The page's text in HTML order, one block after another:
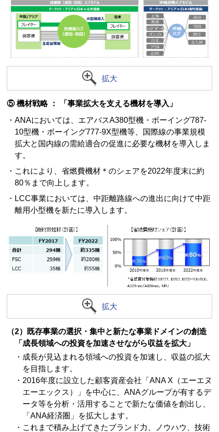
拡大
⑤ 機材戦略 ： 「事業拡大を支える機材を導入」
・ANAにおいては、エアバスA380型機・ボーイング787-
10型機・ボーイング777-9X型機等、国際線の事業規模
拡大と国内線の需給適合の促進に必要な機材を導入しま
す。
・これにより、省燃費機材＊のシェアを2022年度末に約
80％まで向上します。
・LCC事業においては、中距離路線への進出に向けて中距
離用小型機を新たに導入します。
拡大
（2）既存事業の選択・集中と新たな事業ドメインの創造
「成長領域への投資を加速させながら収益を拡大」
・成長が見込まれる領域への投資を加速し、収益の拡大
を目指します。
・2016年度に設立した顧客資産会社「ANA X（エーエヌ
エーエックス）」を中心に、ANAグループが有するデ
ータ等を分析・活用することで新たな価値を創出し、
「ANA経済圏」を拡大します。
・これまで積み上げてきたブランド力、ノウハウ、技術